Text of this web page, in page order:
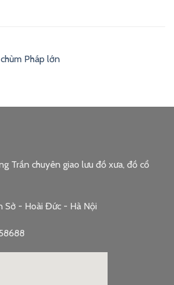
Pháp lớn
Trần chuyên giao lưu đồ xưa, đồ cổ
Sở - Hoài Đức - Hà Nội